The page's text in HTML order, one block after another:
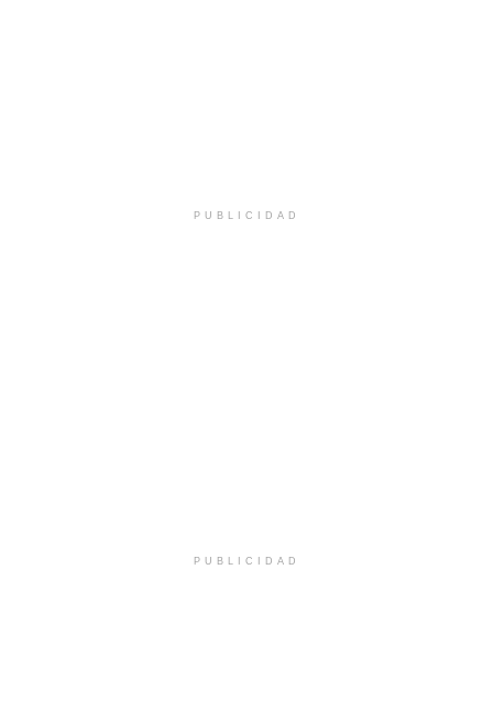
PUBLICIDAD
PUBLICIDAD